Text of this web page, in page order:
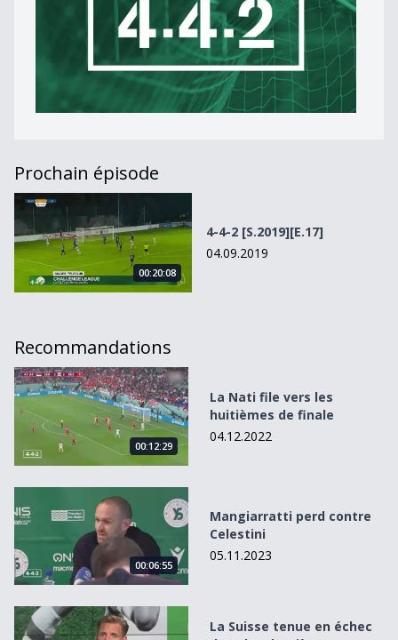
Prochain épisode
4-4-2 [S.2019][E.17]
00:20:08
4-4-2 [S.2019][E.17]
04.09.2019
Recommandations
La Nati file vers les huitièmes de finale
00:12:29
La Nati file vers les
huitièmes de finale
04.12.2022
Mangiarratti perd contre Celestini
00:06:55
Mangiarratti perd contre
Celestini
05.11.2023
La Suisse tenue en échec dans les dernières secondes
La Suisse tenue en échec